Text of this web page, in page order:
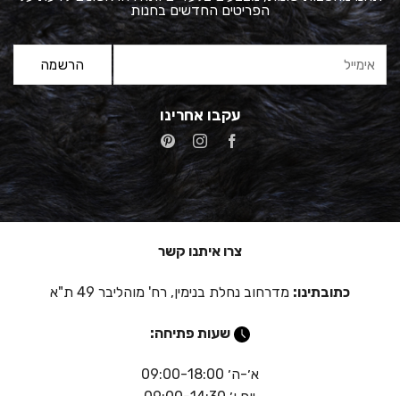
הפריטים החדשים בחנות
עקבו אחרינו
צרו איתנו קשר
כתובתינו: מדרחוב נחלת בנימין, רח' מוהליבר 49 ת"א
שעות פתיחה:
א׳-ה׳ 09:00-18:00